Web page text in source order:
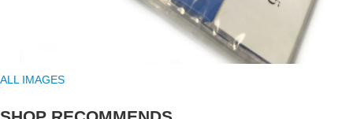
ALL IMAGES